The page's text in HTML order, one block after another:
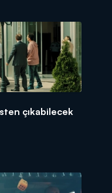
çıkabilecek